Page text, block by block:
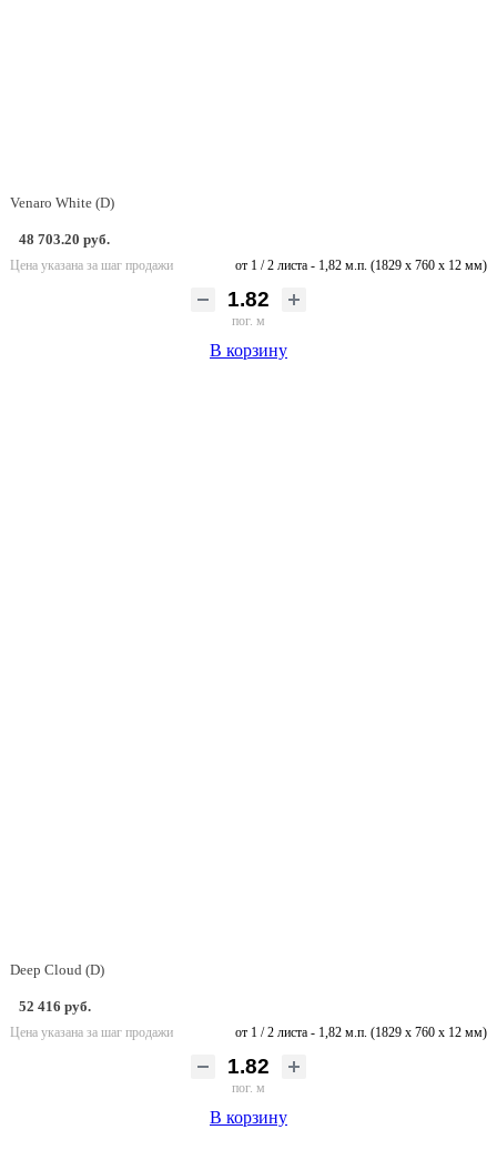
Venaro White (D)
48 703.20 руб.
Цена указана за шаг продажи от 1 / 2 листа - 1,82 м.п. (1829 х 760 х 12 мм)
пог. м
В корзину
Deep Cloud (D)
52 416 руб.
Цена указана за шаг продажи от 1 / 2 листа - 1,82 м.п. (1829 х 760 х 12 мм)
пог. м
В корзину